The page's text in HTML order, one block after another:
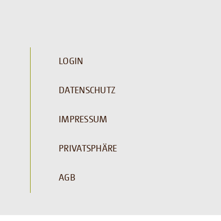
LOGIN
DATENSCHUTZ
IMPRESSUM
PRIVATSPHÄRE
AGB